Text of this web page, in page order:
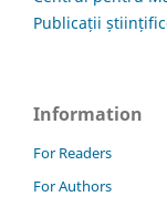
Publicații
Information
For Readers
For Authors